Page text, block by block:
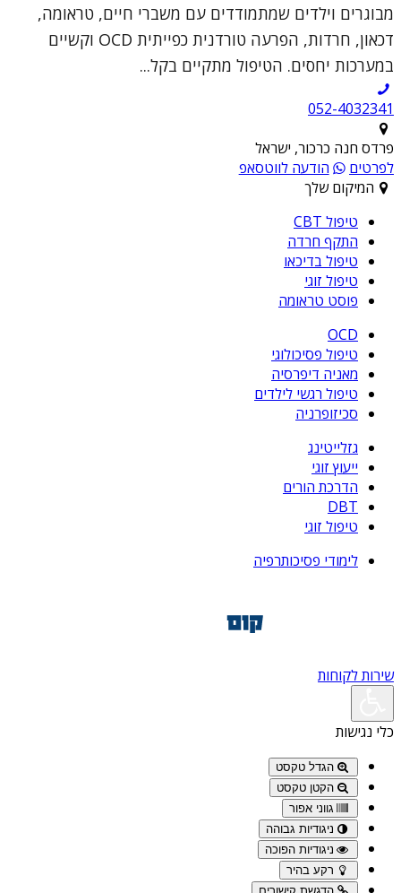
מבוגרים וילדים שמתמודדים עם משברי חיים, טראומה,
דכאון, חרדות, הפרעה טורדנית כפייתית OCD וקשיים
במערכות יחסים. הטיפול מתקיים בקל...
052-4032341
פרדס חנה כרכור, ישראל
לפרטים
הודעה לווטסאפ
המיקום שלך
טיפול CBT
התקף חרדה
טיפול בדיכאו
טיפול זוגי
פוסט טראומה
OCD
טיפול פסיכולוגי
מאניה דיפרסיה
טיפול רגשי לילדים
סכיזופרניה
גזלייטינג
ייעוץ זוגי
הדרכת הורים
DBT
טיפול זוגי
לימודי פסיכותרפיה
שירות לקוחות
כלי נגישות
הגדל טקסט
הקטן טקסט
גווני אפור
ניגודיות גבוהה
ניגודיות הפוכה
רקע בהיר